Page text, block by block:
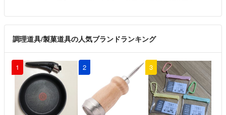
調理道具/製菓道具の人気ブランドランキング
1 2 3